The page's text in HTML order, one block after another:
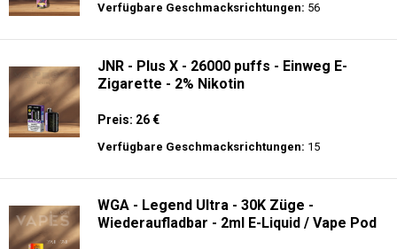
Verfügbare Geschmacksrichtungen: 56
JNR - Plus X - 26000 puffs - Einweg E-
Zigarette - 2% Nikotin
Preis: 26 €
Verfügbare Geschmacksrichtungen: 15
WGA - Legend Ultra - 30K Züge -
Wiederaufladbar - 2ml E-Liquid / Vape Pod